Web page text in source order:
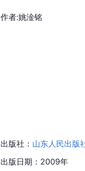
作者:姚淦铭
出版社： 山东人民出版
出版日期：2009年